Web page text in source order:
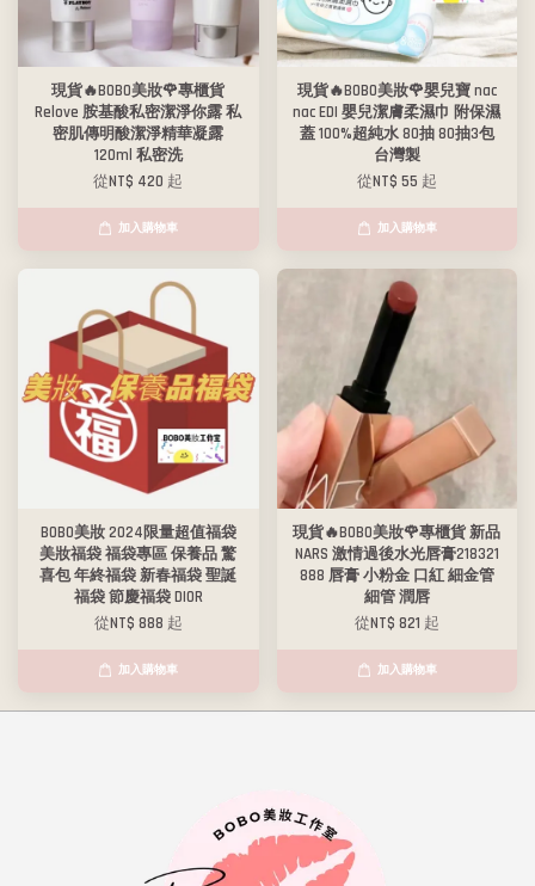
現貨🔥BOBO美妝🌹專櫃貨
Relove 胺基酸私密潔淨你露 私
密肌傳明酸潔淨精華凝露
120ml 私密洗
從NT$ 420 起
加入購物車
現貨🔥BOBO美妝🌹嬰兒寶 nac
nac EDI 嬰兒潔膚柔濕巾 附保濕
蓋 100%超純水 80抽 80抽3包
台灣製
從NT$ 55 起
加入購物車
BOBO美妝 2024限量超值福袋
美妝福袋 福袋專區 保養品 驚
喜包 年終福袋 新春福袋 聖誕
福袋 節慶福袋 DIOR
從NT$ 888 起
加入購物車
現貨🔥BOBO美妝🌹專櫃貨 新品
NARS 激情過後水光唇膏218321
888 唇膏 小粉金 口紅 細金管
細管 潤唇
從NT$ 821 起
加入購物車